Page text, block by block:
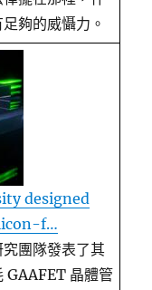
夠的威懾力。
designed
f…
團隊發表了其
GAAFET 晶體管